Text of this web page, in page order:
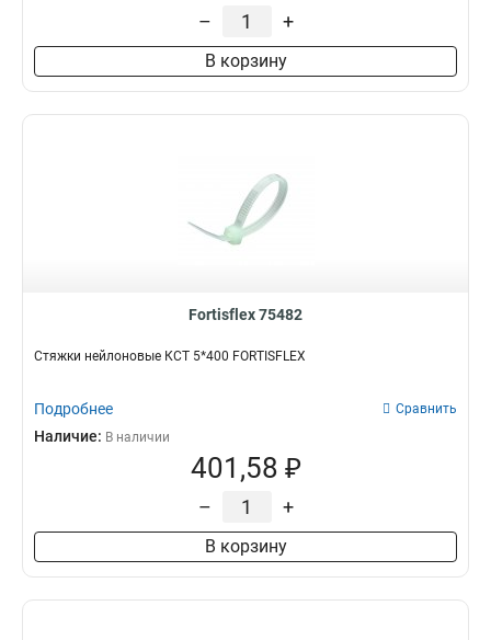
– +
В корзину
Fortisflex 75482
Стяжки нейлоновые КСТ 5*400 FORTISFLEX
Подробнее Сравнить
Наличие: В наличии
401,58 ₽
– +
В корзину